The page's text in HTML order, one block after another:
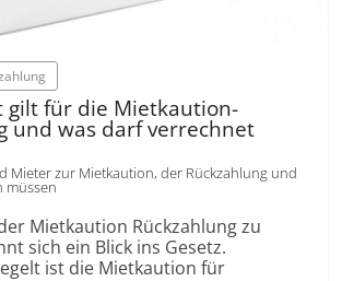
gilt für die Mietkaution-
und was darf verrechnet
Mieter zur Mietkaution, der Rückzahlung und
müssen
Mietkaution Rückzahlung zu
sich ein Blick ins Gesetz.
ist die Mietkaution für